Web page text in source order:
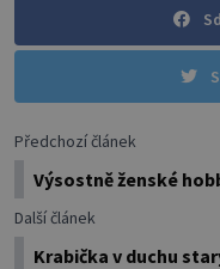
Předchozí článek
Výsostně ženské
Další článek
Krabička v duchu